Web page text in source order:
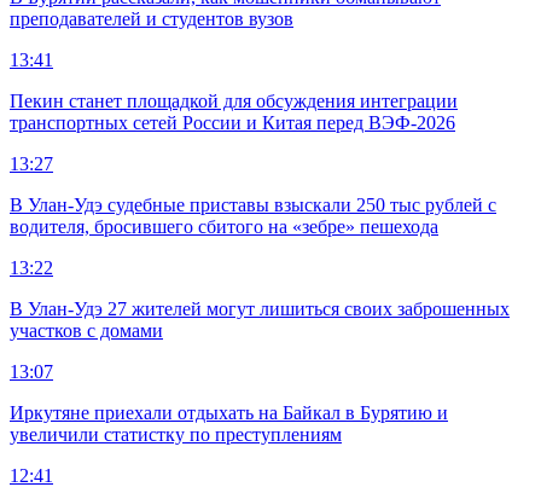
преподавателей и студентов вузов
13:41
Пекин станет площадкой для обсуждения интеграции
транспортных сетей России и Китая перед ВЭФ-2026
13:27
В Улан-Удэ судебные приставы взыскали 250 тыс рублей с
водителя, бросившего сбитого на «зебре» пешехода
13:22
В Улан-Удэ 27 жителей могут лишиться своих заброшенных
участков с домами
13:07
Иркутяне приехали отдыхать на Байкал в Бурятию и
увеличили статистку по преступлениям
12:41